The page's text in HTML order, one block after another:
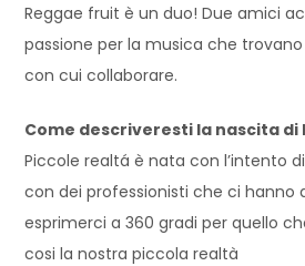
Reggae fruit è un duo! Due amici
passione per la musica che
con cui collaborare.
Come descriveresti la nascita di
Piccole realtá è nata con l’intento
con dei professionisti che ci hanno
esprimerci a 360 gradi per quello
cosi la nostra piccola realtà